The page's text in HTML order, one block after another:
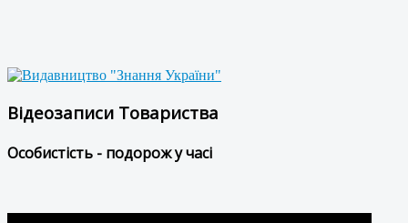
Відеозаписи Товариства
Особистість - подорож у часі